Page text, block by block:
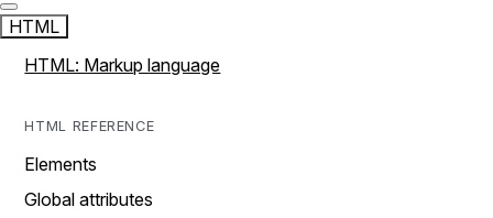
HTML
HTML: Markup language
HTML REFERENCE
Elements
Global attributes